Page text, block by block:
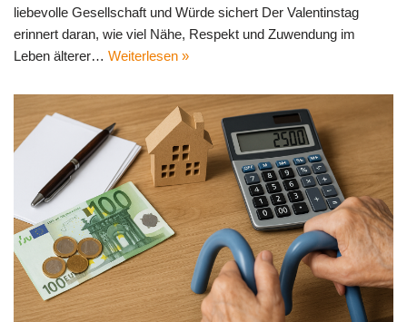
liebevolle Gesellschaft und Würde sichert Der Valentinstag
erinnert daran, wie viel Nähe, Respekt und Zuwendung im
Leben älterer… Weiterlesen »